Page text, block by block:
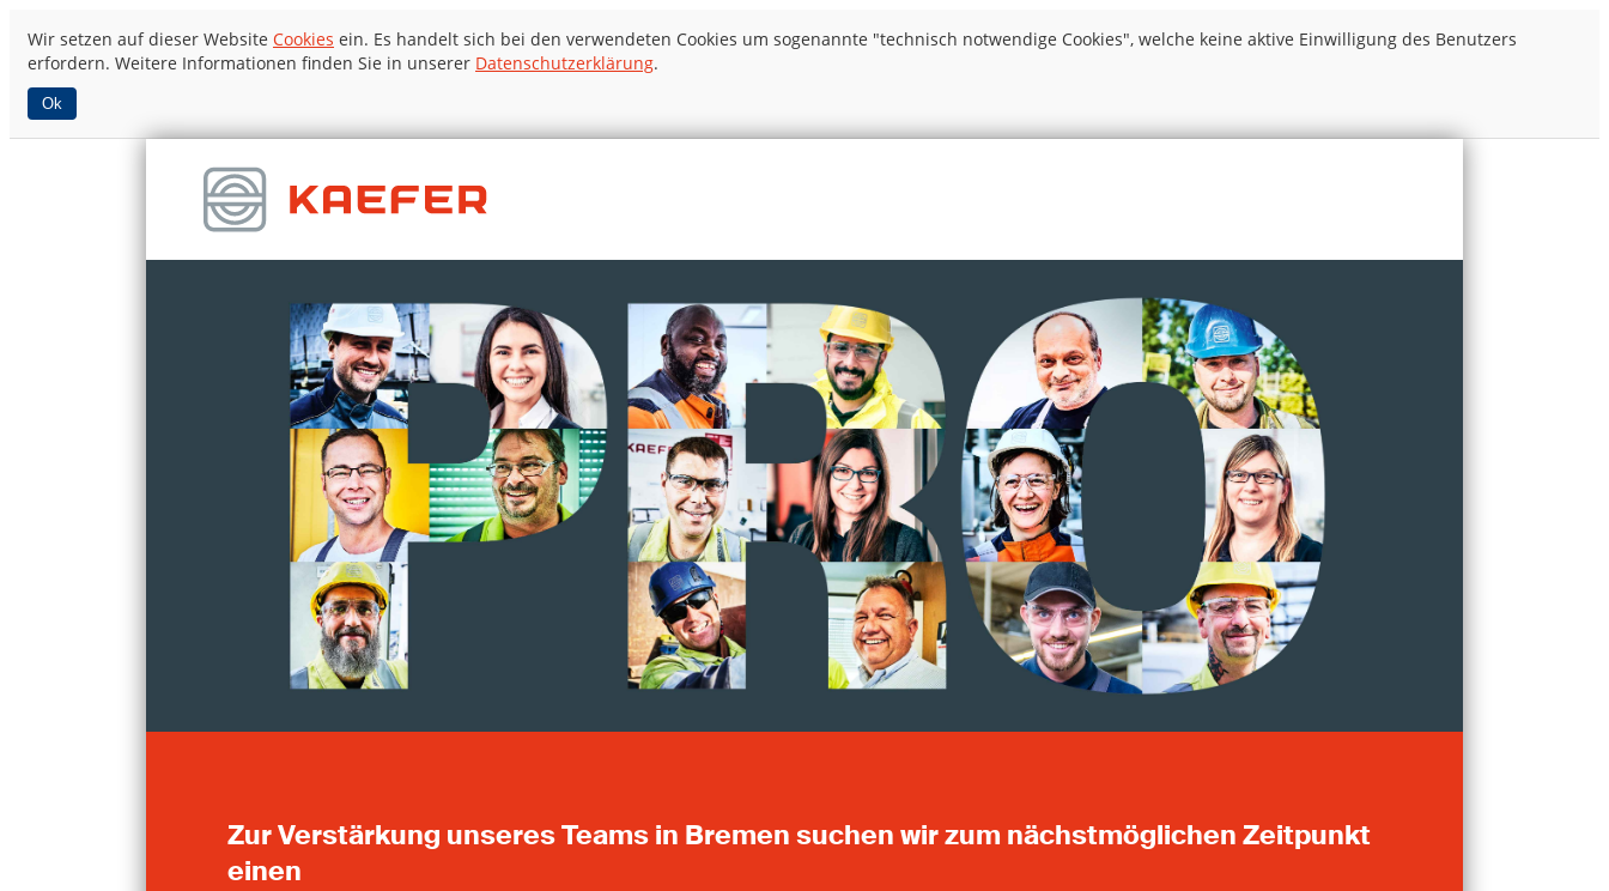
Wir setzen auf dieser Website Cookies ein. Es handelt sich bei den verwendeten Cookies um sogenannte "technisch notwendige Cookies", welche keine aktive Einwilligung des Benutzers
erfordern. Weitere Informationen finden Sie in unserer Datenschutzerklärung.
Ok
Zur Verstärkung unseres Teams in Bremen suchen wir zum nächstmöglichen Zeitpunkt
einen